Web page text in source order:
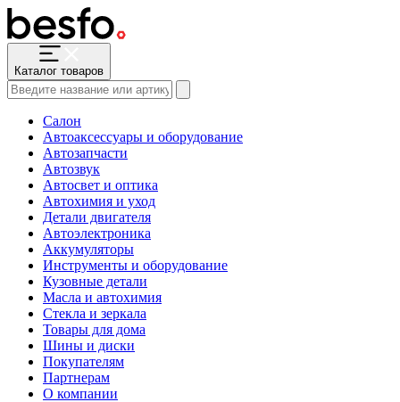
Каталог товаров
Салон
Автоаксессуары и оборудование
Автозапчасти
Автозвук
Автосвет и оптика
Автохимия и уход
Детали двигателя
Автоэлектроника
Аккумуляторы
Инструменты и оборудование
Кузовные детали
Масла и автохимия
Стекла и зеркала
Товары для дома
Шины и диски
Покупателям
Партнерам
О компании